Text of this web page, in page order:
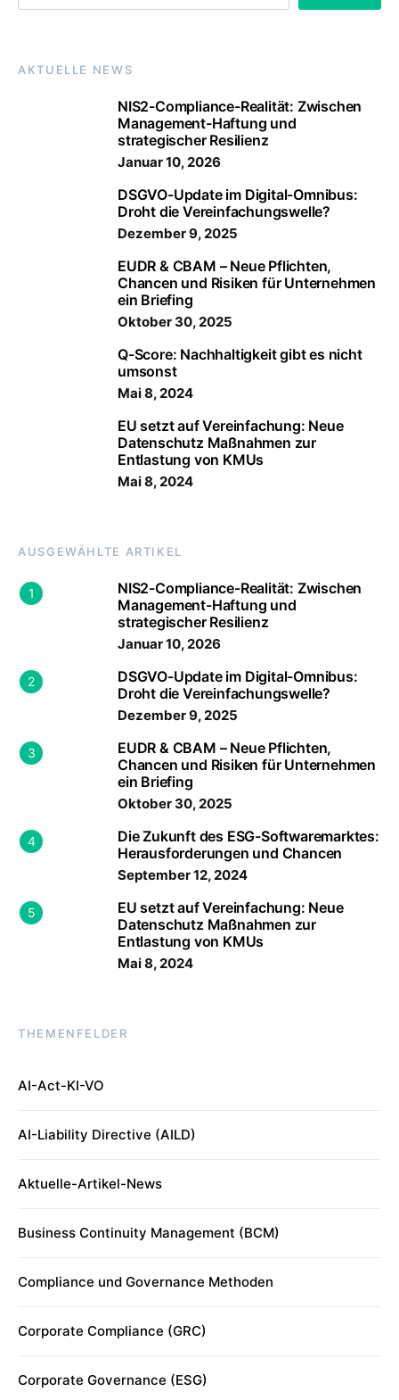
AKTUELLE NEWS
NIS2-Compliance-Realität: Zwischen
Management-Haftung und
strategischer Resilienz
Januar 10, 2026
DSGVO-Update im Digital-Omnibus:
Droht die Vereinfachungswelle?
Dezember 9, 2025
EUDR & CBAM – Neue Pflichten,
Chancen und Risiken für Unternehmen
ein Briefing
Oktober 30, 2025
Q-Score: Nachhaltigkeit gibt es nicht
umsonst
Mai 8, 2024
EU setzt auf Vereinfachung: Neue
Datenschutz Maßnahmen zur
Entlastung von KMUs
Mai 8, 2024
AUSGEWÄHLTE ARTIKEL
1
NIS2-Compliance-Realität: Zwischen
Management-Haftung und
strategischer Resilienz
Januar 10, 2026
2
DSGVO-Update im Digital-Omnibus:
Droht die Vereinfachungswelle?
Dezember 9, 2025
3
EUDR & CBAM – Neue Pflichten,
Chancen und Risiken für Unternehmen
ein Briefing
Oktober 30, 2025
4
Die Zukunft des ESG-Softwaremarktes:
Herausforderungen und Chancen
September 12, 2024
5
EU setzt auf Vereinfachung: Neue
Datenschutz Maßnahmen zur
Entlastung von KMUs
Mai 8, 2024
THEMENFELDER
AI-Act-KI-VO
AI-Liability Directive (AILD)
Aktuelle-Artikel-News
Business Continuity Management (BCM)
Compliance und Governance Methoden
Corporate Compliance (GRC)
Corporate Governance (ESG)